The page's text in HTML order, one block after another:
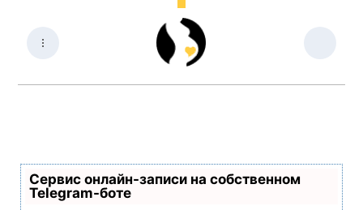
Сервис онлайн-записи на собственном
Telegram-боте